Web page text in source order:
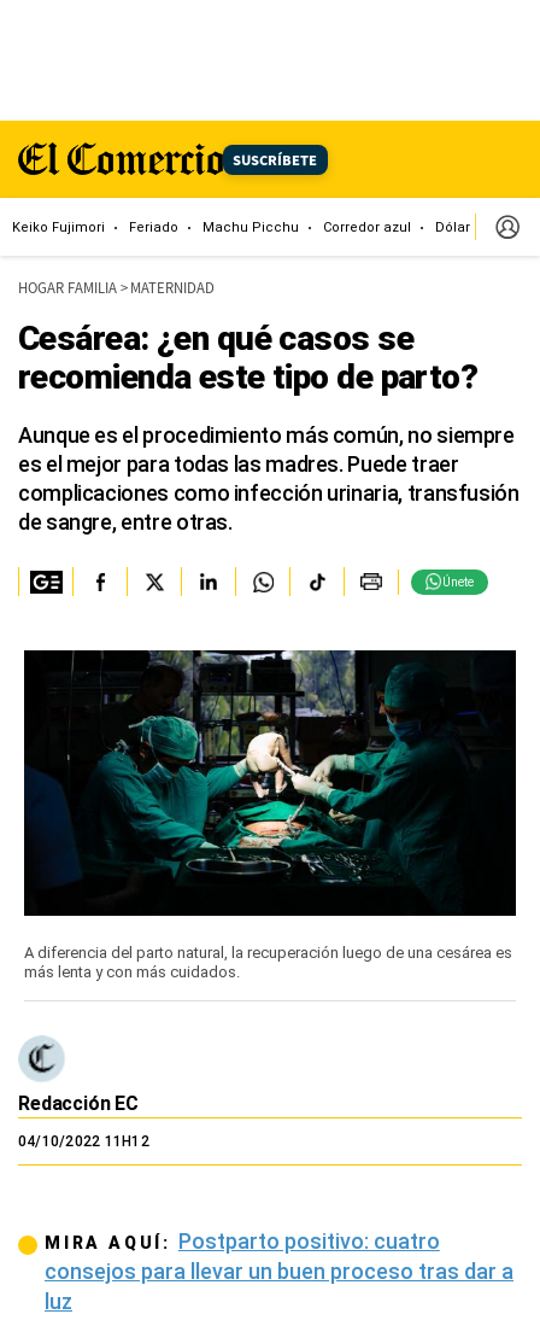
SUSCRÍBETE
Keiko Fujimori Feriado Machu Picchu Corredor azul Dólar
HOGAR FAMILIA> MATERNIDAD
Cesárea: ¿en qué casos se
recomienda este tipo de parto?
Aunque es el procedimiento más común, no siempre
es el mejor para todas las madres. Puede traer
complicaciones como infección urinaria, transfusión
de sangre, entre otras.
Únete
A diferencia del parto natural, la recuperación luego de una cesárea es
más lenta y con más cuidados.
Redacción EC
04/10/2022 11H12
MIRA AQUÍ: Postparto positivo: cuatro
consejos para llevar un buen proceso tras dar a
luz